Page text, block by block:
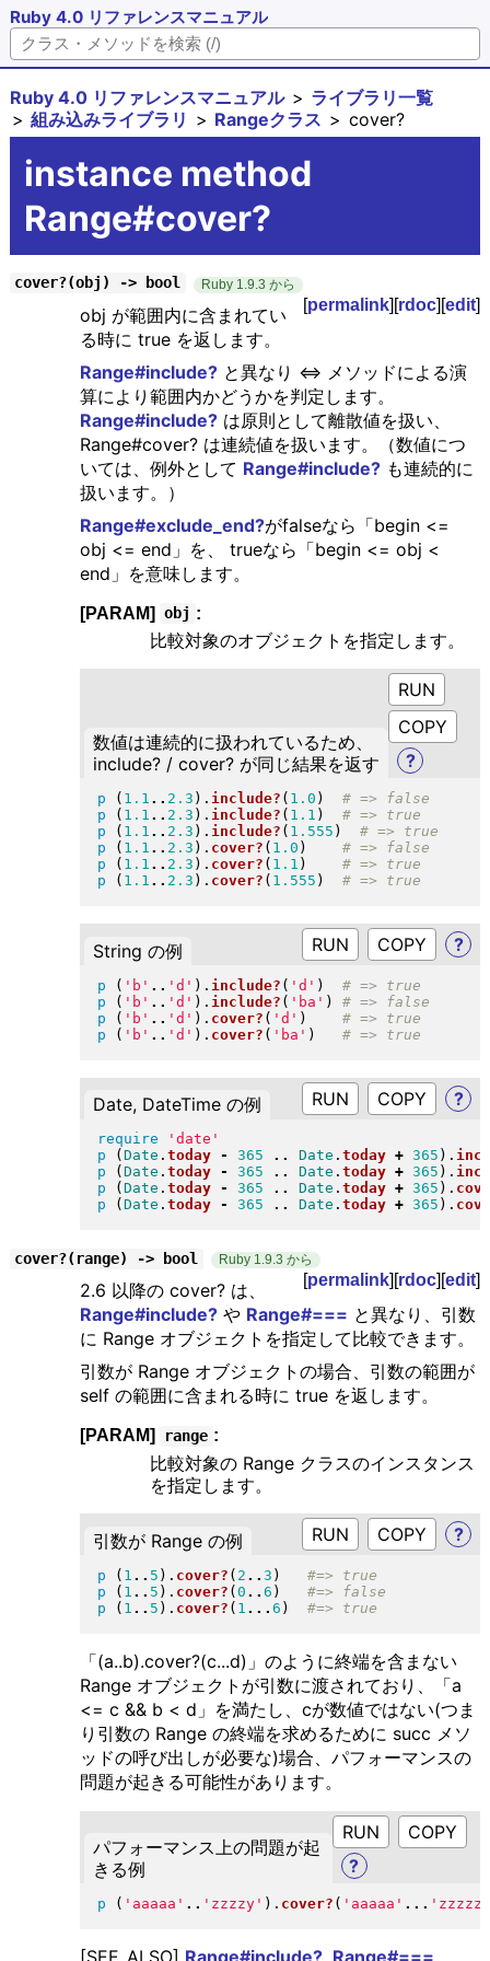
Ruby 4.0 リファレンスマニュアル
Ruby 4.0 リファレンスマニュアル
ライブラリ一覧
組み込みライブラリ
Rangeクラス cover?
instance method
Range#cover?
cover?(obj) -> bool Ruby 1.9.3 から
[permalink][rdoc][edit]
obj が範囲内に含まれてい
る時に true を返します。
Range#include?と異なり <=> メソッドによる演
算により範囲内かどうかを判定します。
Range#include?は原則として離散値を扱い、
Range#cover? は連続値を扱います。（数値につ
いては、例外として Range#include?も連続的に
扱います。）
Range#exclude_end?がfalseなら「begin <=
obj <= end」を、 trueなら「begin <= obj <
end」を意味します。
[PARAM] obj :
比較対象のオブジェクトを指定します。
数値は連続的に扱われているため、
include? / cover? が同じ結果を返す
RUN
?
p ( 1.1 .. 2.3 ) . include? ( 1.0 )
p
( 1.1 .. 2.3 ) . include? ( 1.1 )
p
( 1.1 .. 2.3 ) . include? ( 1.555 )
p
( 1.1 .. 2.3 ) . cover? ( 1.0 )
p
( 1.1 .. 2.3 ) . cover? ( 1.1 )
p
( 1.1 .. 2.3 ) . cover? ( 1.555 )
String の例 RUN ?
p ( 'b' .. 'd' ) . include? ( 'd' )
p
( 'b' .. 'd' ) . include? ( 'ba' )
p
( 'b' .. 'd' ) . cover? ( 'd' )
p
( 'b' .. 'd' ) . cover? ( 'ba' )
Date, DateTime の例 RUN ?
require
'date'
p
( Date . today - 365 .. Date . today + 365 ) .
p
( Date . today - 365 .. Date . today + 365 ) .
p
( Date . today - 365 .. Date . today + 365 ) .
p
( Date . today - 365 .. Date . today + 365 ) .
cover?(range) -> bool Ruby 1.9.3 から
[permalink][rdoc][edit]
2.6 以降の cover? は、
Range#include?や Range#=== と異なり、引数
に Range オブジェクトを指定して比較できます。
引数が Range オブジェクトの場合、引数の範囲が
self の範囲に含まれる時に true を返します。
[PARAM] range :
比較対象の Range クラスのインスタンス
を指定します。
引数が Range の例 RUN ?
p ( 1 .. 5 ) . cover? ( 2 .. 3 )
p
( 1 .. 5 ) . cover? ( 0 .. 6 )
p
( 1 .. 5 ) . cover? ( 1 ... 6 )
「(a..b).cover?(c...d)」のように終端を含まない
Range オブジェクトが引数に渡されており、「a
<= c && b < d」を満たし、cが数値ではない(つま
り引数の Range の終端を求めるために succ メソ
ッドの呼び出しが必要な)場合、パフォーマンスの
問題が起きる可能性があります。
パフォーマンス上の問題が起
きる例
RUN
?
p ( 'aaaaa' .. 'zzzzy' ) . cover? ( 'aaaaa' ... 'zzzzz'